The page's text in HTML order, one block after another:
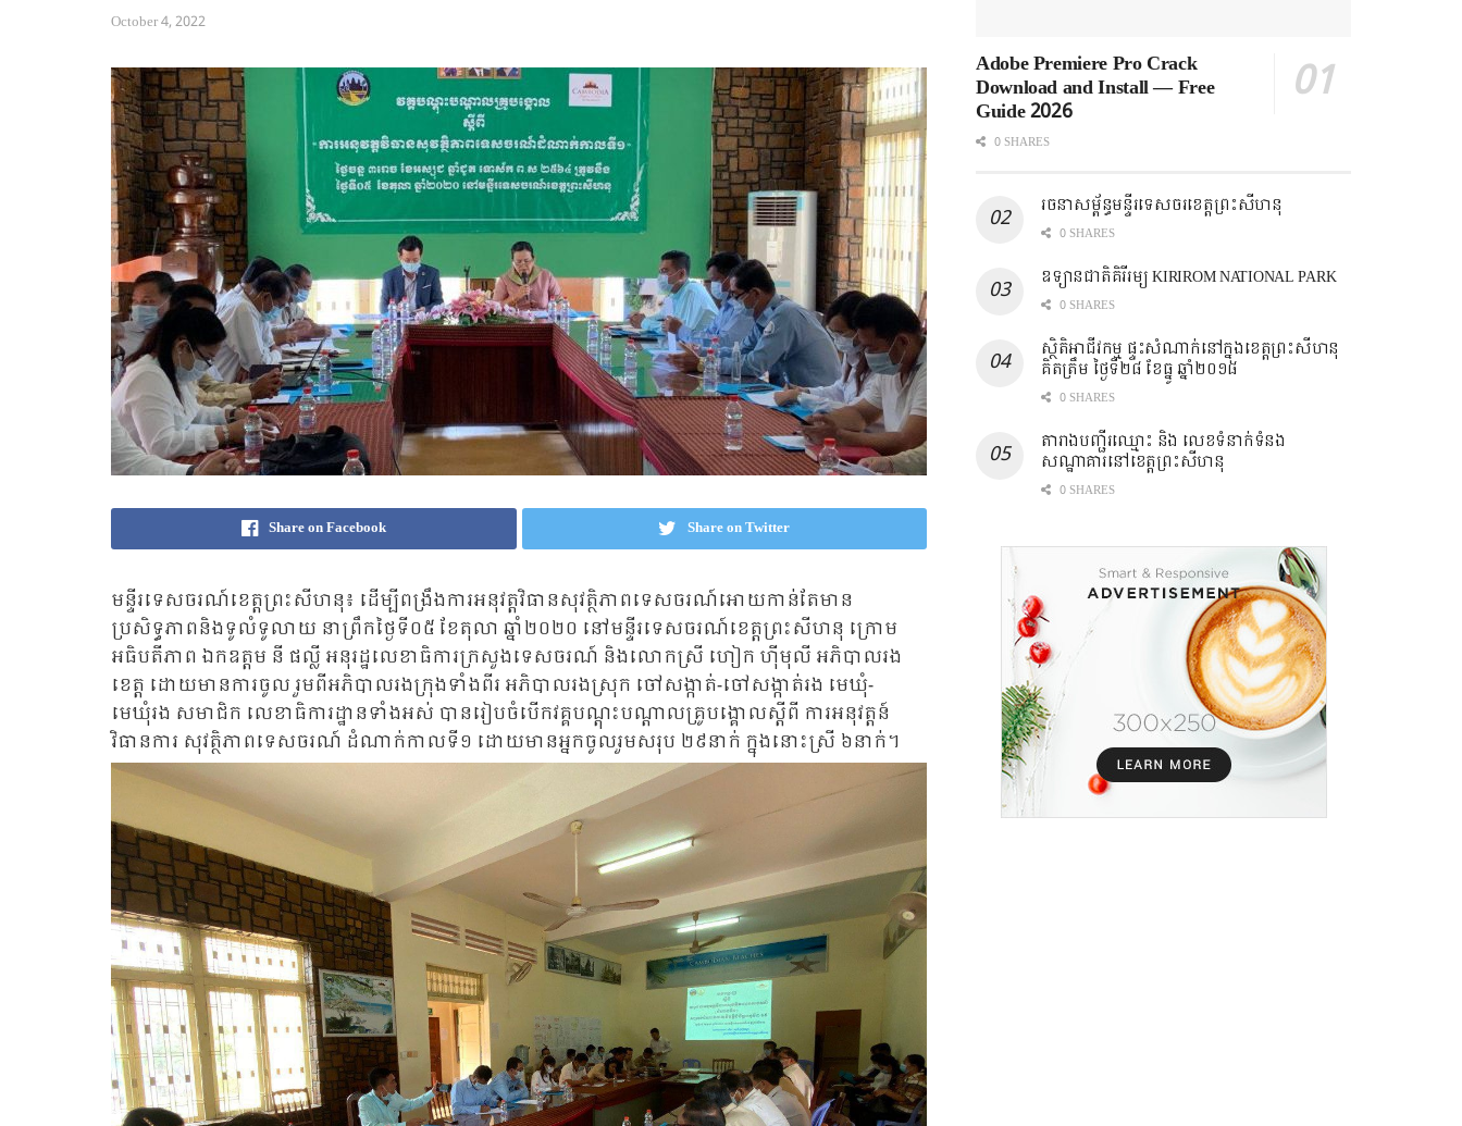
October 4, 2022
Share on Facebook Share on Twitter
មន្ទីរទេសចរណ៍ខេត្តព្រះសីហនុ៖ ដើម្បីពង្រឹងការអនុវត្តវិធានសុវត្ថិភាពទេសចរណ៍អោយកាន់តែមាន
ប្រសិទ្ធភាពនិងទូលំទូលាយ នាព្រឹកថ្ងៃទី០៥ ខែតុលា ឆ្នាំ២០២០ នៅមន្ទីរទេសចរណ៍ខេត្តព្រះសីហនុ ក្រោម
អធិបតីភាព ឯកឧត្តម នី ផល្លី អនុរដ្ឋលេខាធិការក្រសួងទេសចរណ៍ និងលោកស្រី ហៀក ហ៊ីមុលី អភិបាលរង
ខេត្ត ដោយមានការចូល រួមពីអភិបាលរងក្រុងទាំងពីរ អភិបាលរងស្រុក ចៅសង្កាត់-ចៅសង្កាត់រង មេឃុំ-
មេឃុំរង សមាជិក លេខាធិការដ្ឋានទាំងអស់ បានរៀបចំបើកវគ្គបណ្តុះបណ្តាលគ្រូបង្គោលស្តីពី ការអនុវត្តន៍
វិធានការ សុវត្ថិភាពទេសចរណ៍ ដំណាក់កាលទី១ ដោយមានអ្នកចូលរួមសរុប ២៩នាក់ ក្នុងនោះស្រី ៦នាក់។
Adobe Premiere Pro Crack
Download and Install — Free
Guide 2026
0 SHARES
រចនាសម្ព័ន្ធមន្ទីរទេសចរខេត្តព្រះសីហនុ
0 SHARES
ឧទ្យានជាតិគិរីរម្យ KIRIROM NATIONAL PARK
0 SHARES
ស្ថិតិអាជីវកម្ម ផ្ទះសំណាក់នៅក្នុងខេត្តព្រះសីហនុ
គិតត្រឹម ថ្ងៃទី២៨ ខែធ្នូ ឆ្នាំ២០១៨
0 SHARES
តារាងបញ្ជីរឈ្មោះ ​និង លេខទំនាក់ទំនង
សណ្ឋាគារនៅខេត្តព្រះសីហនុ
0 SHARES